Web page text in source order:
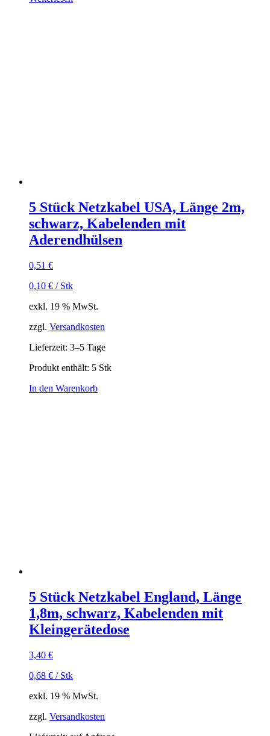
5 Stück Netzkabel USA, Länge 2m,
schwarz, Kabelenden mit
Aderendhülsen
0,51 €
0,10 € / Stk
exkl. 19 % MwSt.
zzgl. Versandkosten
Lieferzeit: 3–5 Tage
Produkt enthält: 5 Stk
In den Warenkorb
5 Stück Netzkabel England, Länge
1,8m, schwarz, Kabelenden mit
Kleingerätedose
3,40 €
0,68 € / Stk
exkl. 19 % MwSt.
zzgl. Versandkosten